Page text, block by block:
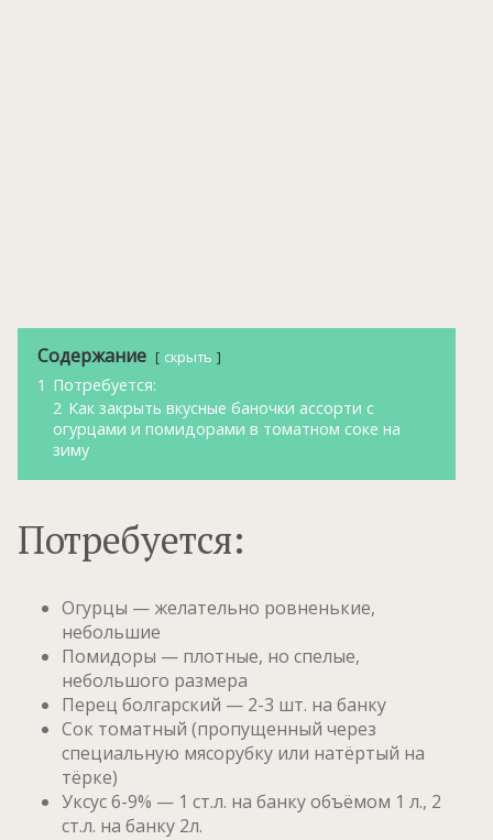
Содержание скрыть
1 Потребуется:
2 Как закрыть вкусные баночки ассорти с
огурцами и помидорами в томатном соке на
зиму
Потребуется:
Огурцы — желательно ровненькие,
небольшие
Помидоры — плотные, но спелые,
небольшого размера
Перец болгарский — 2-3 шт. на банку
Сок томатный (пропущенный через
специальную мясорубку или натёртый на
тёрке)
Уксус 6-9% — 1 ст.л. на банку объёмом 1 л., 2
ст.л. на банку 2л.